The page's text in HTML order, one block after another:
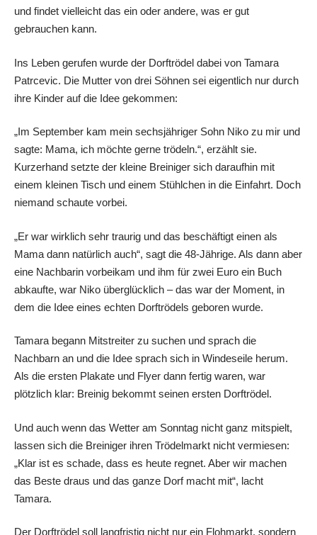
und findet vielleicht das ein oder andere, was er gut
gebrauchen kann.
Ins Leben gerufen wurde der Dorftrödel dabei von Tamara
Patrcevic. Die Mutter von drei Söhnen sei eigentlich nur durch
ihre Kinder auf die Idee gekommen:
„Im September kam mein sechsjähriger Sohn Niko zu mir und
sagte: Mama, ich möchte gerne trödeln.“, erzählt sie.
Kurzerhand setzte der kleine Breiniger sich daraufhin mit
einem kleinen Tisch und einem Stühlchen in die Einfahrt. Doch
niemand schaute vorbei.
„Er war wirklich sehr traurig und das beschäftigt einen als
Mama dann natürlich auch“, sagt die 48-Jährige. Als dann aber
eine Nachbarin vorbeikam und ihm für zwei Euro ein Buch
abkaufte, war Niko überglücklich – das war der Moment, in
dem die Idee eines echten Dorftrödels geboren wurde.
Tamara begann Mitstreiter zu suchen und sprach die
Nachbarn an und die Idee sprach sich in Windeseile herum.
Als die ersten Plakate und Flyer dann fertig waren, war
plötzlich klar: Breinig bekommt seinen ersten Dorftrödel.
Und auch wenn das Wetter am Sonntag nicht ganz mitspielt,
lassen sich die Breiniger ihren Trödelmarkt nicht vermiesen:
„Klar ist es schade, dass es heute regnet. Aber wir machen
das Beste draus und das ganze Dorf macht mit“, lacht
Tamara.
Der Dorftrödel soll langfristig nicht nur ein Flohmarkt, sondern